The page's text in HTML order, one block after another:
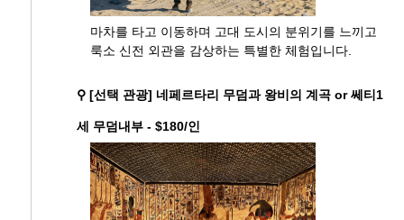
마차를 타고 이동하며 고대 도시의 분위기를 느끼고
룩소 신전 외관을 감상하는 특별한 체험입니다.
⚲ [선택 관광] 네페르타리 무덤과 왕비의 계곡 or 쎄티1
세 무덤내부 - $180/인